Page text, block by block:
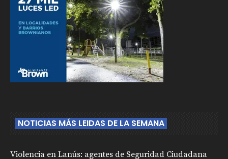
NOTICIAS MÁS LEIDAS DE LA SEMANA
Violencia en Lanús: agentes de Seguridad Ciudadana